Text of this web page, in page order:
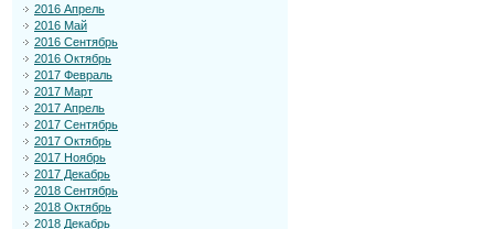
2016 Апрель
2016 Май
2016 Сентябрь
2016 Октябрь
2017 Февраль
2017 Март
2017 Апрель
2017 Сентябрь
2017 Октябрь
2017 Ноябрь
2017 Декабрь
2018 Сентябрь
2018 Октябрь
2018 Декабрь